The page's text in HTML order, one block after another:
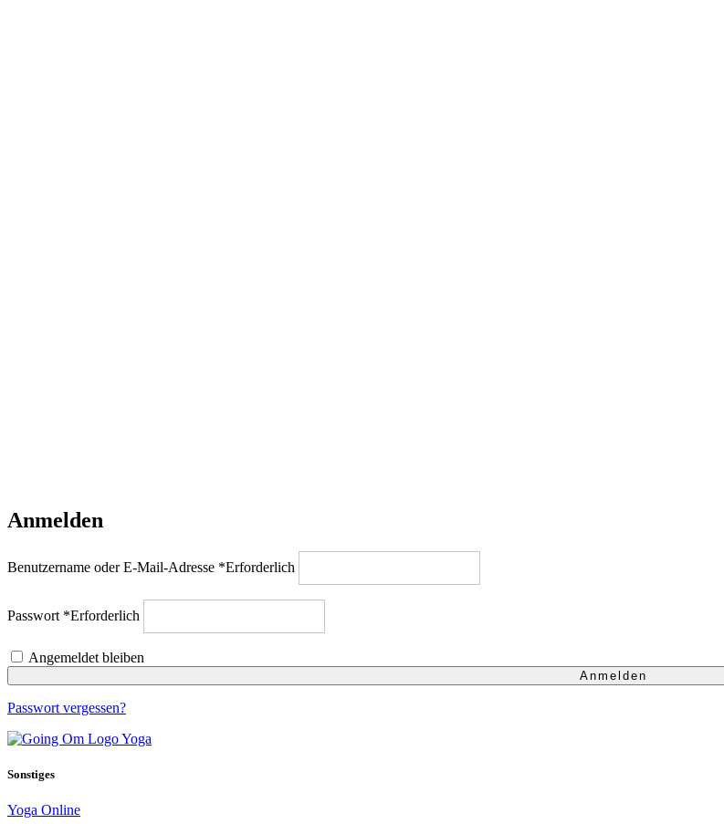
Anmelden
Benutzername oder E-Mail-Adresse *Erforderlich
Passwort *Erforderlich
Angemeldet bleiben
Anmelden
Passwort vergessen?
Sonstiges
Yoga Online